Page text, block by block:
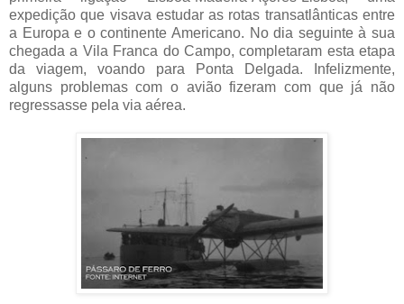
expedição que visava estudar as rotas transatlânticas entre
a Europa e o continente Americano. No dia seguinte à sua
chegada a Vila Franca do Campo, completaram esta etapa
da viagem, voando para Ponta Delgada. Infelizmente,
alguns problemas com o avião fizeram com que já não
regressasse pela via aérea.